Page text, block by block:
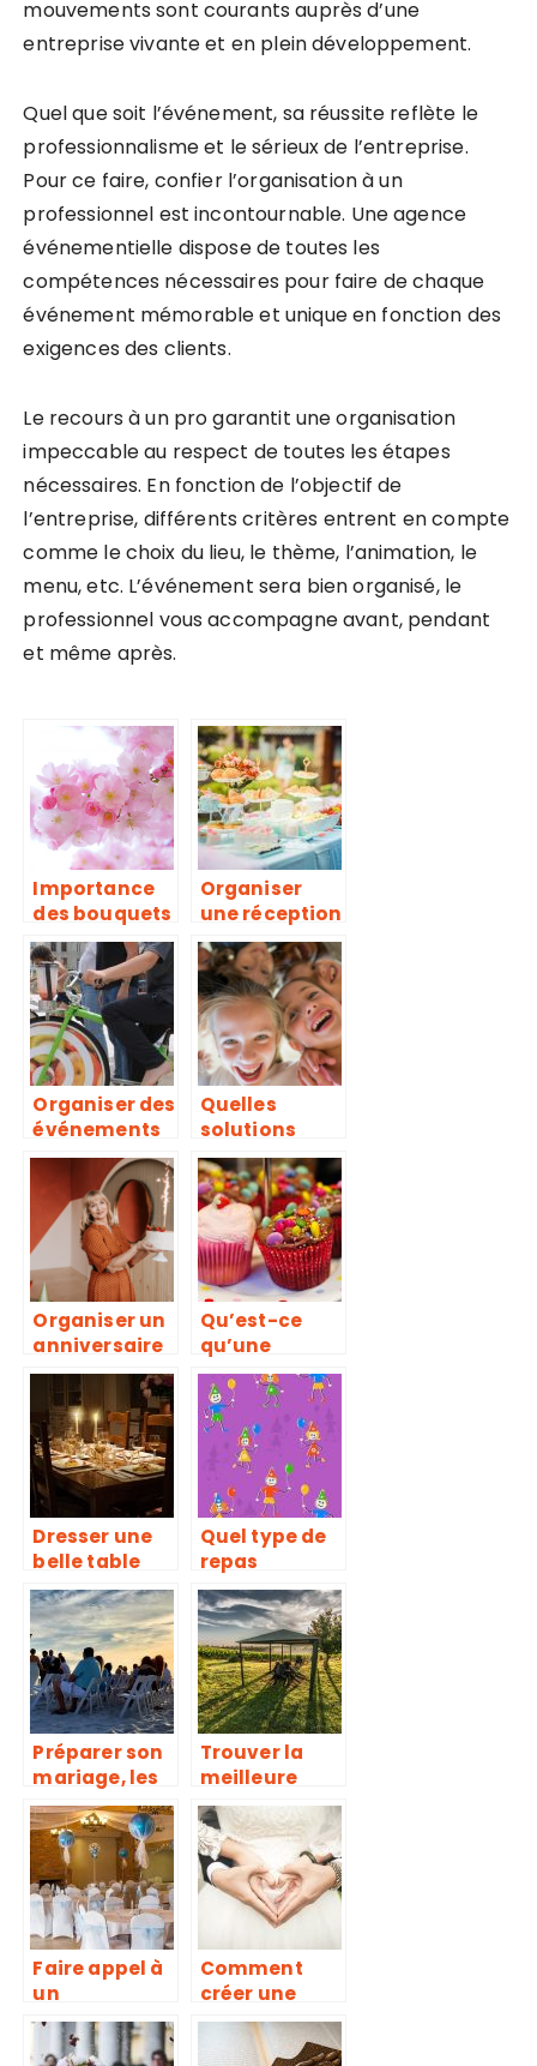
mouvements sont courants auprès d’une
entreprise vivante et en plein développement.
Quel que soit l’événement, sa réussite reflète le
professionnalisme et le sérieux de l’entreprise.
Pour ce faire, confier l’organisation à un
professionnel est incontournable. Une agence
événementielle dispose de toutes les
compétences nécessaires pour faire de chaque
événement mémorable et unique en fonction des
exigences des clients.
Le recours à un pro garantit une organisation
impeccable au respect de toutes les étapes
nécessaires. En fonction de l’objectif de
l’entreprise, différents critères entrent en compte
comme le choix du lieu, le thème, l’animation, le
menu, etc. L’événement sera bien organisé, le
professionnel vous accompagne avant, pendant
et même après.
Importance
des bouquets
de fleurs
dans la deco
Organiser
une réception
en extérieur à
Paris : Nos
solutions
Organiser des
événements
éco-
responsables
: pourquoi et
quel genre
d’activité
prévoir ?
Quelles
solutions
pour divertir
les enfants
lors d’un
mariage ?
Organiser un
anniversaire
adulte
memorable :
nos idees
originales
Qu’est-ce
qu’une
réception en
générale ?
Dresser une
belle table
pour un dîner
formel
Quel type de
repas
proposé pour
une Bar
Miztvah
Préparer son
mariage, les
étapes à
franchir.
Trouver la
meilleure
location de
barnum
Faire appel à
un
décorateur
de baptême
Comment
créer une
entreprise de
wedding